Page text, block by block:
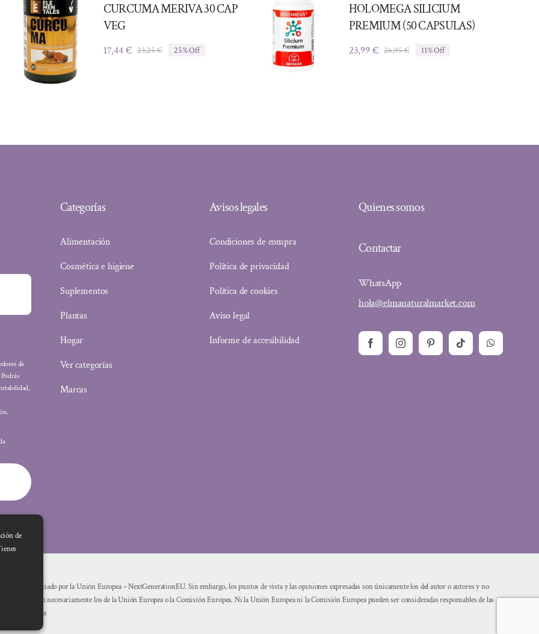
CURCUMA MERIVA 30 CAP
VEG
23,25€El
17,44€
El
25% Off
HOLOMEGA SILICIUM
PREMIUM (50 CAPSULAS)
26,95€El
23,99€
El
11% Off
de
Categorías
Alimentación
Cosmética e higiene
Suplementos
Plantas
Hogar
Ver categorías
Marcas
Avisos legales
Condiciones de compra
Política de privacidad
Política de cookies
Aviso legal
Informe de accesibilidad
Quienes somos
Contactar
WhatsApp
hola@elmanaturalmarket.com
Financiado por la Unión Europea – NextGenerationEU. Sin embargo, los puntos de vista y las opiniones expresadas son únicamente los del autor o autores y no
reflejan necesariamente los de la Unión Europea o la Comisión Europea. Ni la Unión Europea ni la Comisión Europea pueden ser consideradas responsables de las
mismas
de